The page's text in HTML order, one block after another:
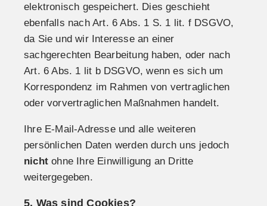
elektronisch gespeichert. Dies geschieht
ebenfalls nach Art. 6 Abs. 1 S. 1 lit. f DSGVO,
da Sie und wir Interesse an einer
sachgerechten Bearbeitung haben, oder nach
Art. 6 Abs. 1 lit b DSGVO, wenn es sich um
Korrespondenz im Rahmen von vertraglichen
oder vorvertraglichen Maßnahmen handelt.
Ihre E-Mail-Adresse und alle weiteren
persönlichen Daten werden durch uns jedoch
nicht ohne Ihre Einwilligung an Dritte
weitergegeben.
5. Was sind Cookies?